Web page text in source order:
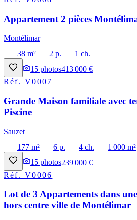
Appartement 2 pièces
Montélimar
38 m²
2 p.
1 ch.
15 photos413 000 €
Réf.V0007
Grande Maison familiale avec
Piscine
Sauzet
177 m²
6 p. 4 ch.
1 000 m²
15 photos239 000 €
Réf.V0006
Lot de 3 Appartements dans
hors centre ville de Montélimar